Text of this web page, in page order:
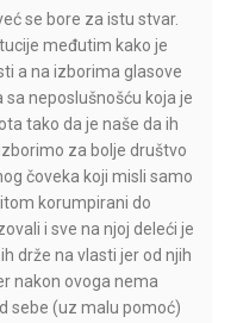
se bore za istu stvar.
međutim kako je
a na izborima glasove
sa neposlušnošću koja je
tako da je naše da ih
za bolje društvo
čoveka koji misli samo
korumpirani do
i sve na njoj deleći je
drže na vlasti jer od njih
nakon ovoga nema
sebe (uz malu pomoć)